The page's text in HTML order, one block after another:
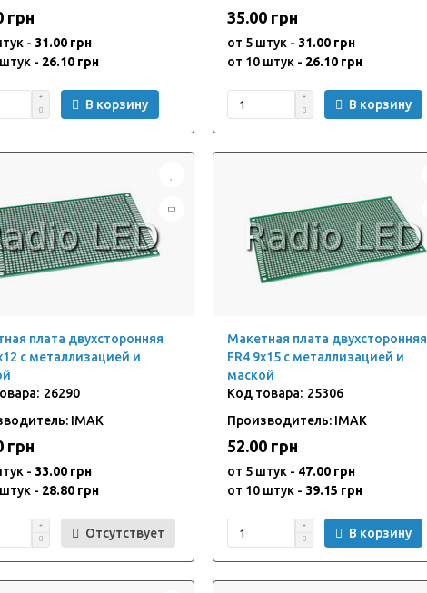
грн
- 31.00 грн
- 26.10 грн
В корзину
35.00 грн
от 5 штук - 31.00 грн
от 10 штук - 26.10 грн
В корзину
плата двухсторонняя
с металлизацией и
26290
IMAK
грн
- 33.00 грн
- 28.80 грн
Отсутствует
Макетная плата двухсторонняя
FR4 9x15 с металлизацией и
маской
25306
Производитель: IMAK
52.00 грн
от 5 штук - 47.00 грн
от 10 штук - 39.15 грн
В корзину